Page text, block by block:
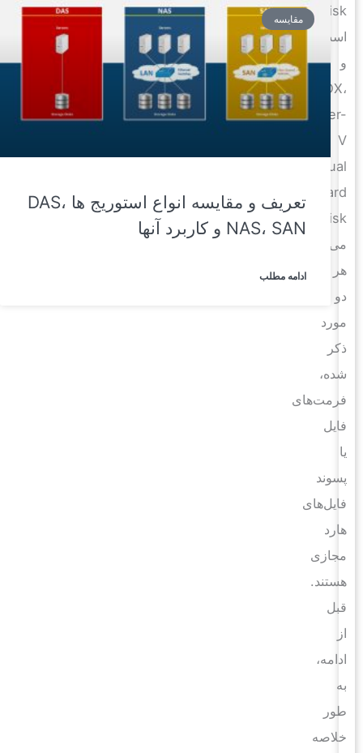
Disk
است
VHDX،
Hyper-
Virtual
Hard
Disk
می‌باشد.
مورد
ذکر
شده،
فرمت‌های
فایل
پسوند
فایل‌های
هارد
مجازی
هستند.
قبل
ادامه،
طور
خلاصه
مقایسه
تعریف و مقایسه انواع استوریج ها DAS،
NAS، SAN و کاربرد آنها
ادامه مطلب